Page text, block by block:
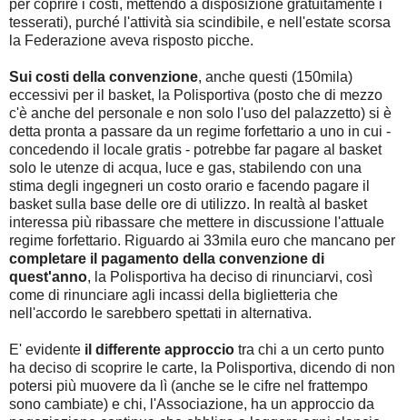
per coprire i costi, mettendo a disposizione gratuitamente i
tesserati), purché l'attività sia scindibile, e nell'estate scorsa
la Federazione aveva risposto picche.
Sui costi della convenzione, anche questi (150mila)
eccessivi per il basket, la Polisportiva (posto che di mezzo
c'è anche del personale e non solo l'uso del palazzetto) si è
detta pronta a passare da un regime forfettario a uno in cui -
concedendo il locale gratis - potrebbe far pagare al basket
solo le utenze di acqua, luce e gas, stabilendo con una
stima degli ingegneri un costo orario e facendo pagare il
basket sulla base delle ore di utilizzo. In realtà al basket
interessa più ribassare che mettere in discussione l'attuale
regime forfettario. Riguardo ai 33mila euro che mancano per
completare il pagamento della convenzione di
quest'anno, la Polisportiva ha deciso di rinunciarvi, così
come di rinunciare agli incassi della biglietteria che
nell'accordo le sarebbero spettati in alternativa.
E' evidente il differente approccio tra chi a un certo punto
ha deciso di scoprire le carte, la Polisportiva, dicendo di non
potersi più muovere da lì (anche se le cifre nel frattempo
sono cambiate) e chi, l'Associazione, ha un approccio da